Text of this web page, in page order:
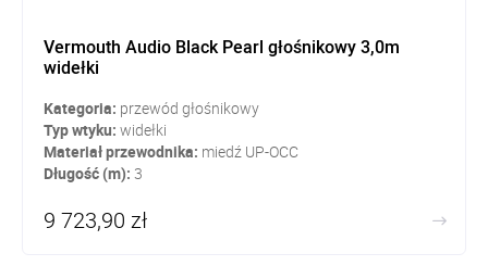
Vermouth Audio Black Pearl głośnikowy 3,0m
widełki
Kategoria: przewód głośnikowy
Typ wtyku: widełki
Materiał przewodnika: miedź UP-OCC
Długość (m): 3
9 723,90 zł